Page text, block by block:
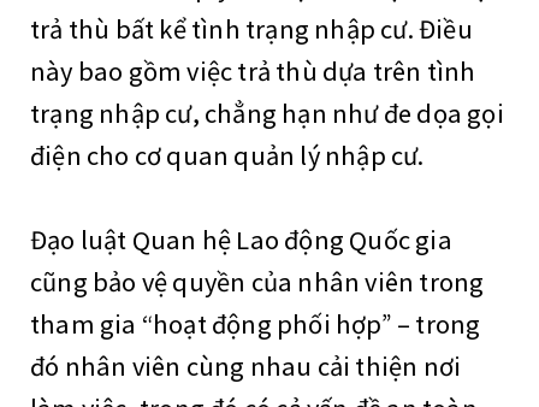
trả thù bất kể tình trạng nhập cư. Điều
này bao gồm việc trả thù dựa trên tình
trạng nhập cư, chẳng hạn như đe dọa gọi
điện cho cơ quan quản lý nhập cư.
Đạo luật Quan hệ Lao động Quốc gia
cũng bảo vệ quyền của nhân viên trong
tham gia “hoạt động phối hợp” – trong
đó nhân viên cùng nhau cải thiện nơi